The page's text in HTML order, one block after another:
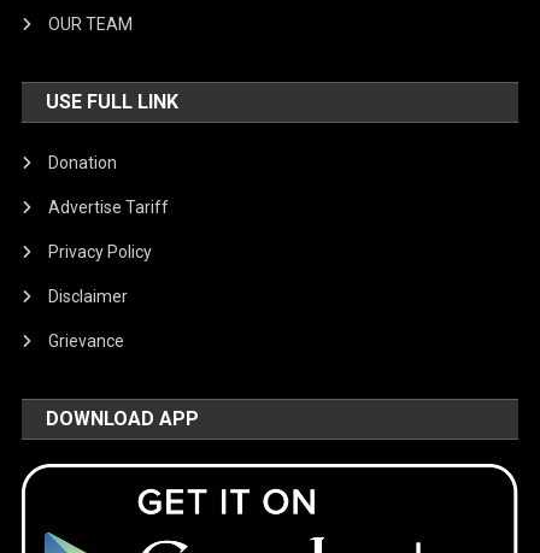
OUR TEAM
USE FULL LINK
Donation
Advertise Tariff
Privacy Policy
Disclaimer
Grievance
DOWNLOAD APP